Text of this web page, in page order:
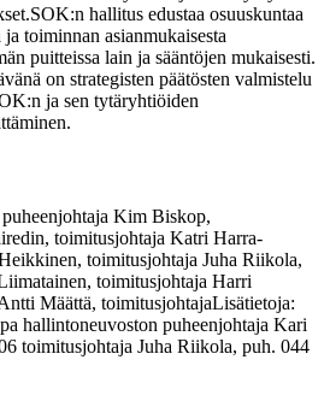
SOK:n hallitus edustaa osuuskuntaa
toiminnan asianmukaisesta
puitteissa lain ja sääntöjen mukaisesti.
on strategisten päätösten valmistelu
ja sen tytäryhtiöiden
Kim Biskop,
toimitusjohtaja Katri Harra-
toimitusjohtaja Juha Riikola,
toimitusjohtaja Harri
Määttä, toimitusjohtajaLisätietoja:
hallintoneuvoston puheenjohtaja Kari
toimitusjohtaja Juha Riikola, puh. 044